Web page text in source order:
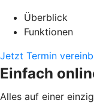
Überblick
Funktionen
Jetzt Termin
Einfach
Alles auf einer